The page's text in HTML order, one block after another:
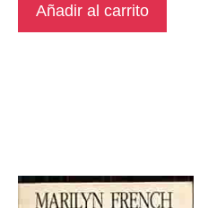
Añadir al carrito